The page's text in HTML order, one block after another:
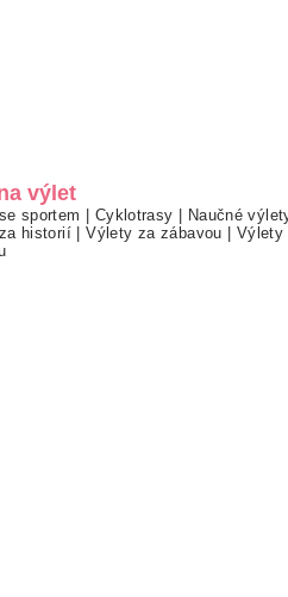
výlet
sportem | Cyklotrasy | Naučné
historií |Výlety za zábavou | Výlety